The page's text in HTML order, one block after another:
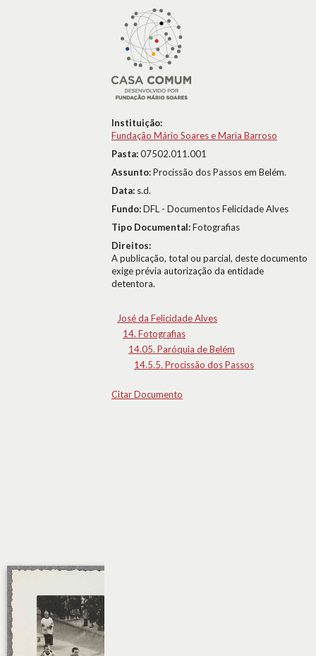
Instituição:
Fundação Mário Soares e Maria Barroso
Pasta:07502.011.001
Assunto:Procissão dos Passos em Belém.
Data: s.d.
Fundo:DFL - Documentos Felicidade Alves
Tipo Documental:Fotografias
Direitos:
A publicação, total ou parcial, deste documento
exige prévia autorização da entidade
detentora.
José da Felicidade Alves
14. Fotografias
14.05. Paróquia de Belém
14.5.5. Procissão dos Passos
Citar Documento